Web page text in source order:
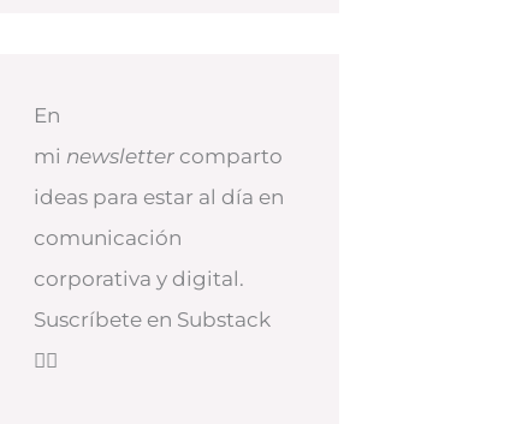
En
mi newsletter comparto
ideas para estar al día en
comunicación
corporativa y digital.
Suscríbete en Substack
👇🏻